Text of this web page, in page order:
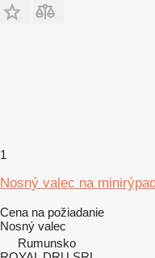
1
Nosný valec na
Cena na požiadanie
Nosný valec
Rumunsko